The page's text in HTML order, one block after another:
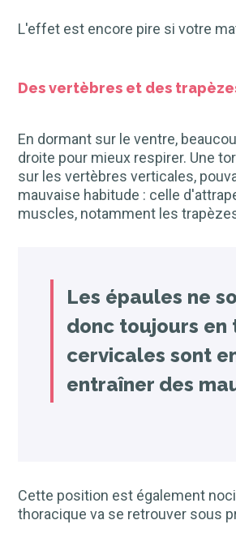
L'effet est encore pire si votre
Des vertèbres et des
En dormant sur le ventre,
droite pour mieux respirer. Une
sur les vertèbres verticales,
mauvaise habitude : celle
muscles, notamment les
Les épaules ne
donc toujours en
cervicales sont
entraîner des
Cette position est également
thoracique va se retrouver sous